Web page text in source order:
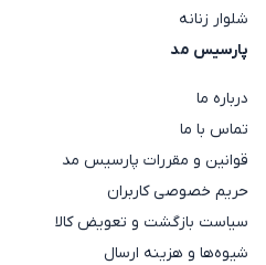
شلوار زنانه
پارسیس مد
درباره ما
تماس با ما
قوانین و مقررات پارسیس مد
حریم خصوصی کاربران
سیاست بازگشت و تعویض کالا
شیوه‌ها و هزینه ارسال